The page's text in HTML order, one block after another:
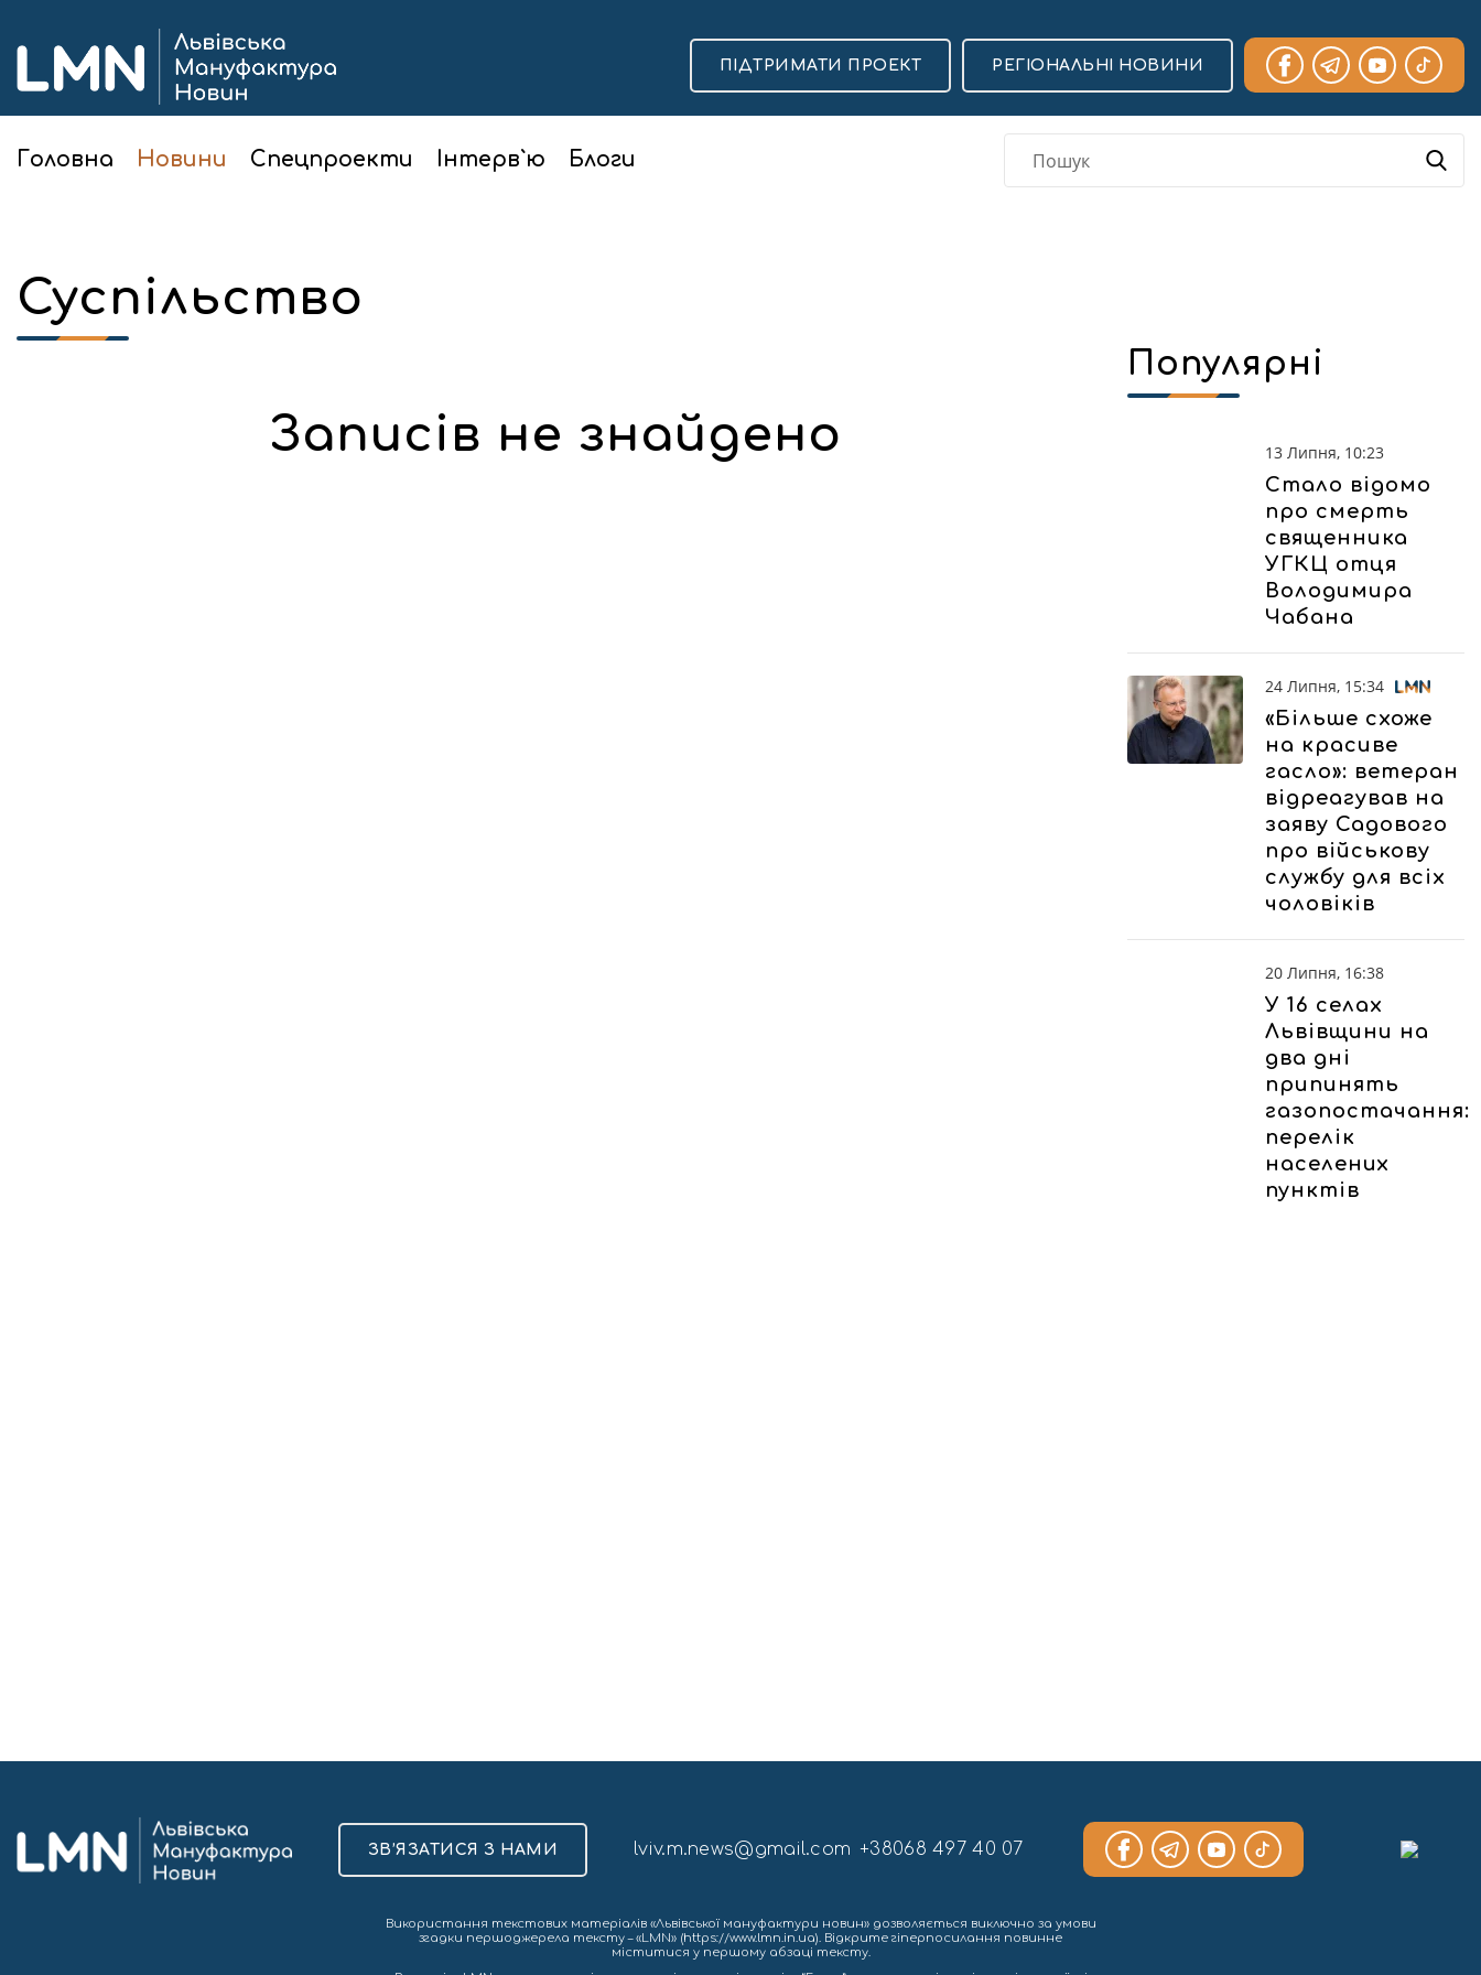
Головна Новини Спецпроекти Інтерв`ю Блоги
ПІДТРИМАТИ ПРОЕКТ РЕГІОНАЛЬНІ НОВИНИ
Суспільство
Записів не знайдено
Популярні
13 Липня, 10:23
Стало відомо
про смерть
священника
УГКЦ отця
Володимира
Чабана
24 Липня, 15:34
«Більше схоже
на красиве
гасло»: ветеран
відреагував на
заяву Садового
про військову
службу для всіх
чоловіків
20 Липня, 16:38
У 16 селах
Львівщини на
два дні
припинять
газопостачання:
перелік
населених
пунктів
ЗВ’ЯЗАТИСЯ З НАМИ lviv.m.news@gmail.com +38068 497 40 07
Використання текстових матеріалів «Львівської мануфактури новин» дозволяється виключно за умови
згадки першоджерела тексту – «LMN» (https://www.lmn.in.ua). Відкрите гіперпосилання повинне
міститися у першому абзаці тексту.